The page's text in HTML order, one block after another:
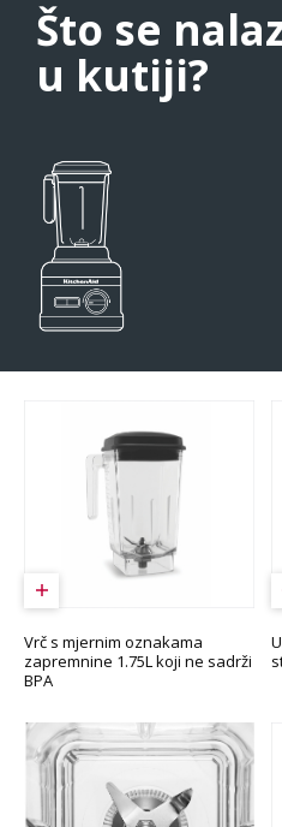
Što se
u kutiji?
Vrč s mjernim oznakama
zapremnine 1.75L koji ne sadrži
BPA